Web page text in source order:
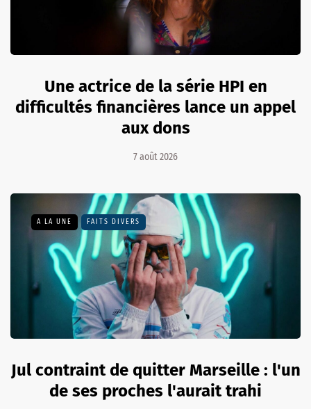
Une actrice de la série HPI en
difficultés financières lance un appel
aux dons
7 août 2026
A LA UNE FAITS DIVERS
Jul contraint de quitter Marseille : l'un
de ses proches l'aurait trahi